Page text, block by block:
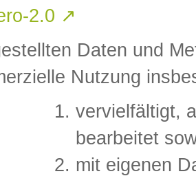
2.0 ↗
Daten und
Nutzung
vervielfältigt,
bearbeitet
mit eigenen